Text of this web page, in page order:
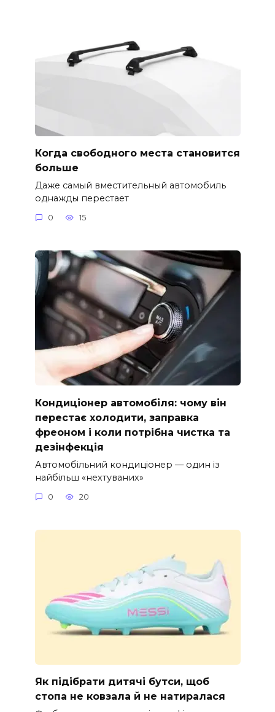
Когда свободного места становится
больше
Даже самый вместительный автомобиль
однажды перестает
0 15
Кондиціонер автомобіля: чому він
перестає холодити, заправка
фреоном і коли потрібна чистка та
дезінфекція
Автомобільний кондиціонер — один із
найбільш «нехтуваних»
0 20
Як підібрати дитячі бутси, щоб
стопа не ковзала й не натиралася